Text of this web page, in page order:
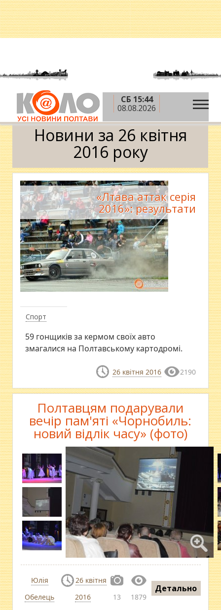
СБ 15:44
08.08.2026
Головна » 2016 рік » квітень »26 квітня
Календар
Новини за 26 квітня
2016 року
Спорт
«Лтава аттак серія
2016»: результати
59 гонщиків за кермом своїх авто
змагалися на Полтавському картодромі.
26 квітня 2016 2190
Полтавцям подарували
вечір пам'яті «Чорнобиль:
новий відлік часу» (фото)
Юлія
Обелець
26 квітня
2016
13 1879
Детально